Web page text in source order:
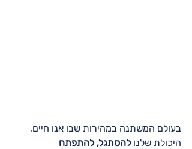
בעולם המשתנה במהירות שבו אנו חיים,
היכולת שלנו להסתגל, להתפתח